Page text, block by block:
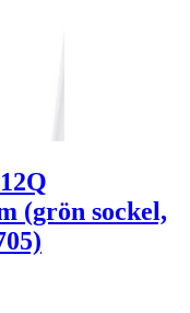
(grön sockel,